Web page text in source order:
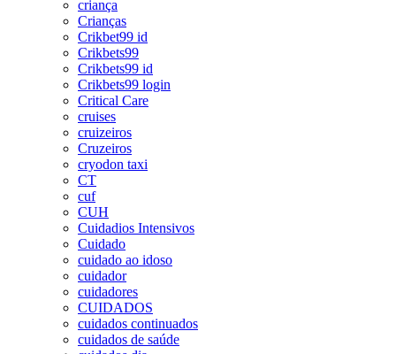
criança
Crianças
Crikbet99 id
Crikbets99
Crikbets99 id
Crikbets99 login
Critical Care
cruises
cruizeiros
Cruzeiros
cryodon taxi
CT
cuf
CUH
Cuidadios Intensivos
Cuidado
cuidado ao idoso
cuidador
cuidadores
CUIDADOS
cuidados continuados
cuidados de saúde